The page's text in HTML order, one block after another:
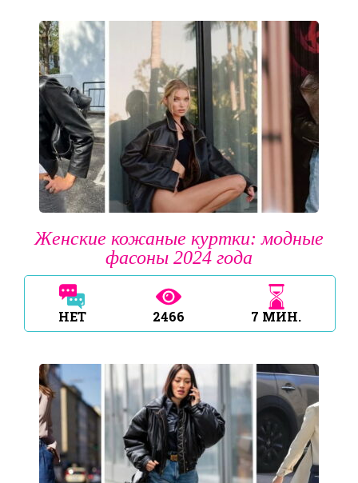
Женские кожаные куртки: модные
фасоны 2024 года
НЕТ 2466 7 МИН.